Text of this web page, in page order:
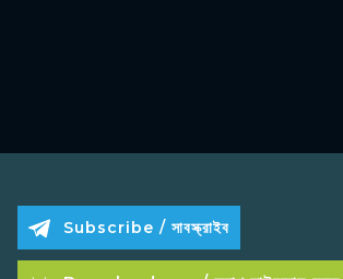
Subscribe / সাবস্ক্রাইব